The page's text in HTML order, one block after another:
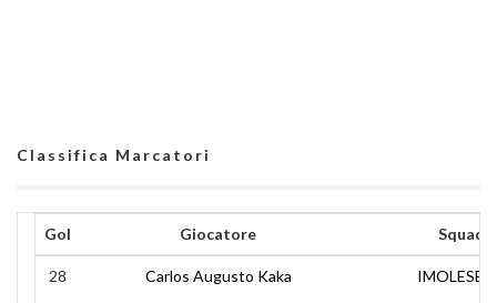
Classifica Marcatori
Gol Giocatore
28 Carlos Augusto Kaka IMOLESE